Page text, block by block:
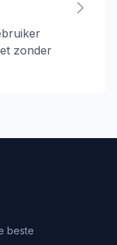
zonder
beste